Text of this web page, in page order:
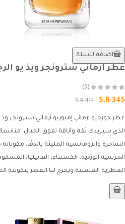
اضافة للسلة
عطر ارماني سترونجر ويذ يو
(0)
S.R 345
S.R 414
عطر جورجيو ارماني إمبوريو أرماني سترونجر
الذي سيزيدك ثقة وأناقة تفوق الخيال.
الساحرة والرومانسية المليئة بالدفْ.
المريمية الوردية، الكستناء، الفانيليا،
العطرية العشبية.ويخرج لنا العطر بتكوينه